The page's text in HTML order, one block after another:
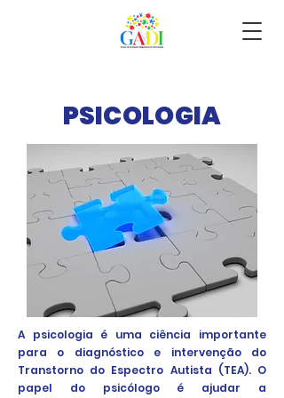
PSICOLOGIA
A psicologia é uma ciência importante
para o diagnóstico e intervenção do
Transtorno do Espectro Autista (TEA). O
papel do psicólogo é ajudar a